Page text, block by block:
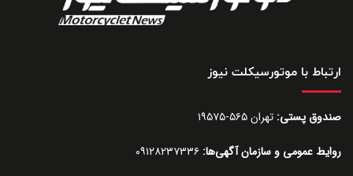
ارتباط با موتورسیکلت نیوز
صندوق پستی: تهران ۵۶۵-۱۹۵۷۵
روایط عمومی و سازمان آگهی‌ها: